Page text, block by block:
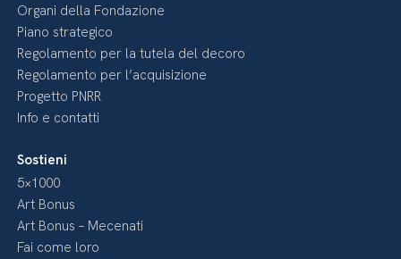
Organi della Fondazione
Piano strategico
Regolamento per la tutela del decoro
Regolamento per l’acquisizione
Progetto PNRR
Info e contatti
Sostieni
5×1000
Art Bonus
Art Bonus – Mecenati
Fai come loro